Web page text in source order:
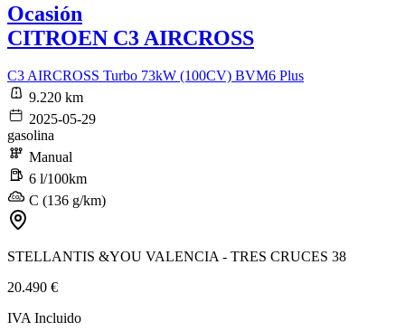
Ocasión
CITROEN C3 AIRCROSS
C3 AIRCROSS Turbo 73kW (100CV) BVM6 Plus
9.220 km
2025-05-29
gasolina
Manual
6 l/100km
C (136 g/km)
STELLANTIS &YOU VALENCIA - TRES CRUCES 38
20.490 €
IVA Incluido